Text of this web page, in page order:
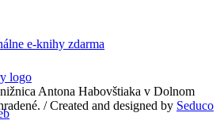
e-knihy zdarma
Antona Habovštiaka v Dolnom
/ Created and designed by Seduco